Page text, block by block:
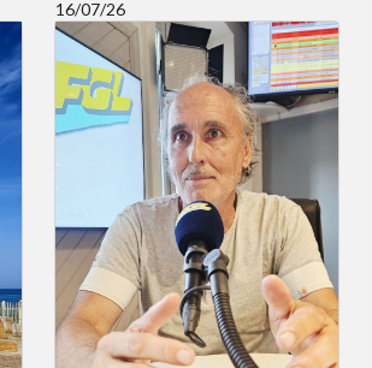
16/07/26